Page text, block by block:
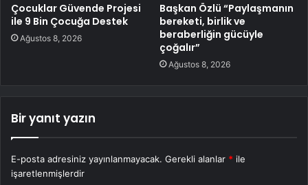
Çocuklar Güvende Projesi
ile 9 Bin Çocuğa Destek
Ağustos 8, 2026
Başkan Özlü “Paylaşmanın
bereketi, birlik ve
beraberliğin gücüyle
çoğalır”
Ağustos 8, 2026
Bir yanıt yazın
E-posta adresiniz yayınlanmayacak. Gerekli alanlar * ile
işaretlenmişlerdir